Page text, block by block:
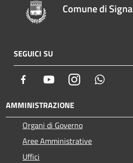
Comune di Signa
SEGUICI SU
Facebook YoutubeInstagram
AMMINISTRAZIONE
Organi di Governo
Aree Amministrative
Uffici